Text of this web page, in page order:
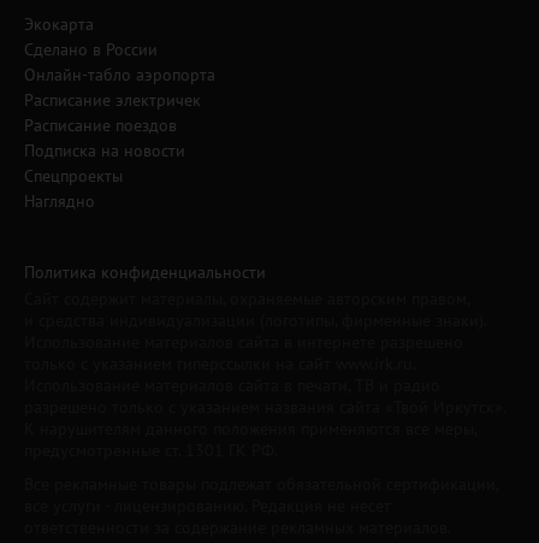
Экокарта
Сделано в России
Онлайн-табло аэропорта
Расписание электричек
Расписание поездов
Подписка на новости
Спецпроекты
Наглядно
Политика конфиденциальности